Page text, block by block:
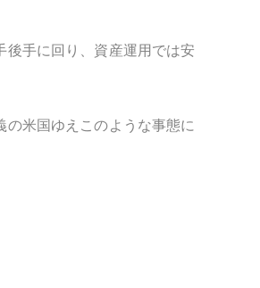
手に回り、資産運用では安
米国ゆえこのような事態に